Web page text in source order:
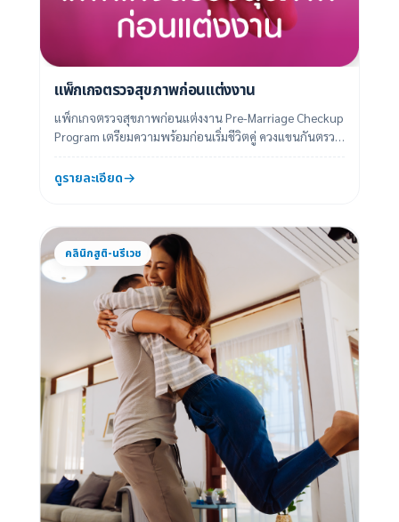
แพ็กเกจตรวจสุขภาพก่อนแต่งงาน
แพ็กเกจตรวจสุขภาพก่อนแต่งงาน Pre-Marriage Checkup
Program เตรียมความพร้อมก่อนเริ่มชีวิตคู่ ควงแขนกันตรวจ
ดูรายละเอียด
คลินิกสูติ-นรีเวช